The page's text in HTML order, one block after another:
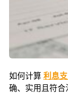
如何计算 利息
确、实用且符